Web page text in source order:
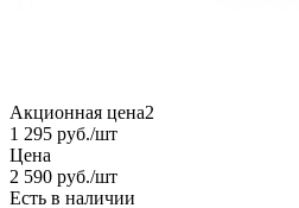
Акционная цена2
1 295 руб./шт
Цена
2 590 руб./шт
Есть в наличии